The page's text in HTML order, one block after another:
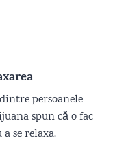
persoanele
spun că o fac
se relaxa.